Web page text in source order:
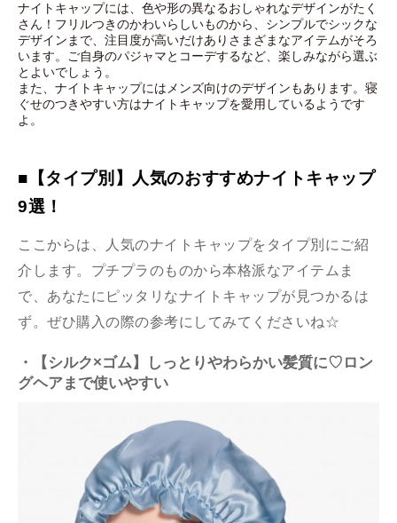
ナイトキャップには、色や形の異なるおしゃれなデザインがたく
さん！フリルつきのかわいらしいものから、シンプルでシックな
デザインまで、注目度が高いだけありさまざまなアイテムがそろ
います。ご自身のパジャマとコーデするなど、楽しみながら選ぶ
とよいでしょう。
また、ナイトキャップにはメンズ向けのデザインもあります。寝
ぐせのつきやすい方はナイトキャップを愛用しているようです
よ。
■【タイプ別】人気のおすすめナイトキャップ
9選！
ここからは、人気のナイトキャップをタイプ別にご紹
介します。プチプラのものから本格派なアイテムま
で、あなたにピッタリなナイトキャップが見つかるは
ず。ぜひ購入の際の参考にしてみてくださいね☆
・【シルク×ゴム】しっとりやわらかい髪質に♡ロン
グヘアまで使いやすい